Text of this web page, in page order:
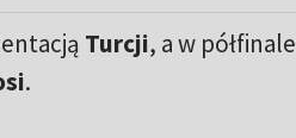
Turcji, a w półfinale
.